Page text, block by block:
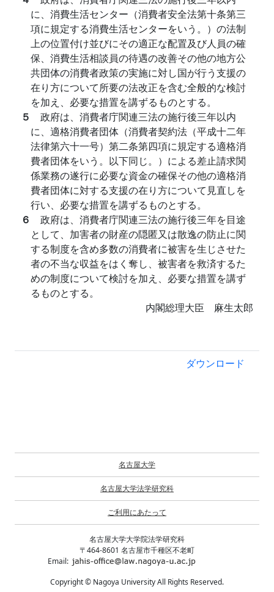
に、消費生活センター（消費者安全法第十条第三
項に規定する消費生活センターをいう。）の法制
上の位置付け並びにその適正な配置及び人員の確
保、消費生活相談員の待遇の改善その他の地方公
共団体の消費者政策の実施に対し国が行う支援の
在り方について所要の法改正を含む全般的な検討
を加え、必要な措置を講ずるものとする。
５ 政府は、消費者庁関連三法の施行後三年以内
に、適格消費者団体（消費者契約法（平成十二年
法律第六十一号）第二条第四項に規定する適格消
費者団体をいう。以下同じ。）による差止請求関
係業務の遂行に必要な資金の確保その他の適格消
費者団体に対する支援の在り方について見直しを
行い、必要な措置を講ずるものとする。
６ 政府は、消費者庁関連三法の施行後三年を目途
として、加害者の財産の隠匿又は散逸の防止に関
する制度を含め多数の消費者に被害を生じさせた
者の不当な収益をはく奪し、被害者を救済するた
めの制度について検討を加え、必要な措置を講ず
るものとする。
内閣総理大臣 麻生太郎
ダウンロード
名古屋大学
名古屋大学法学研究科
ご利用にあたって
名古屋大学大学院法学研究科
〒464-8601 名古屋市千種区不老町
Email:
Copyright © Nagoya University All Rights Reserved.